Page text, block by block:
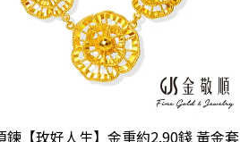
鍊【玫好人生】金重約2.90錢 黃金套